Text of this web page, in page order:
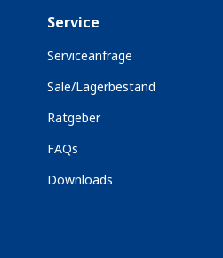
Service
Serviceanfrage
Sale/Lagerbestand
Ratgeber
FAQs
Downloads